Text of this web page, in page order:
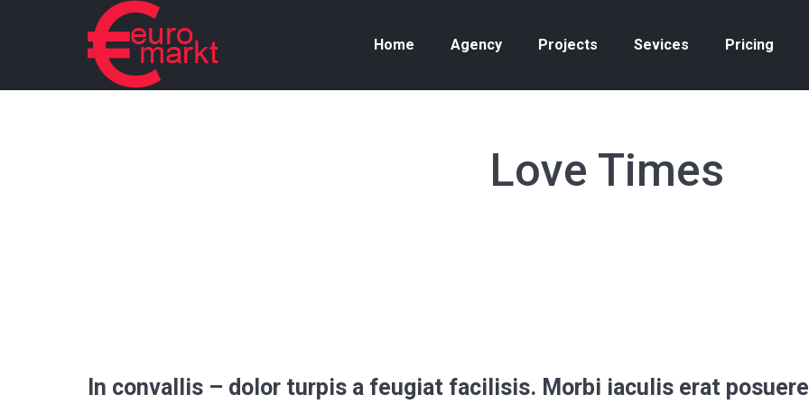
Home Agency Projects Sevices Pricing
Love Times
In convallis – dolor turpis a feugiat facilisis. Morbi iaculis erat